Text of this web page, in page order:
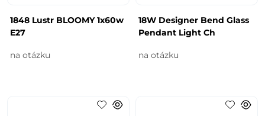
1848 Lustr BLOOMY 1x60w
E27
na otázku
18W Designer Bend Glass
Pendant Light Ch
na otázku